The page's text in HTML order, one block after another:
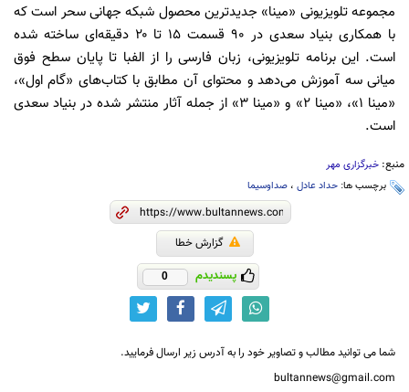
مجموعه تلویزیونی «مینا» جدیدترین محصول شبکه جهانی سحر است که
با همکاری بنیاد سعدی در ۹۰ قسمت ۱۵ تا ۲۰ دقیقه‌ای ساخته شده
است. این برنامه تلویزیونی، زبان فارسی را از الفبا تا پایان سطح فوق
میانی سه آموزش می‌دهد و محتوای آن مطابق با کتاب‌های «گام اول»،
«مینا ۱»، «مینا ۲» و «مینا ۳» از جمله آثار منتشر شده در بنیاد سعدی
است.
منبع: خبرگزاری مهر
برچسب ها: حداد عادل ، صداوسیما
گزارش خطا
پسندیدم 0
شما می توانید مطالب و تصاویر خود را به آدرس زیر ارسال فرمایید.
bultannews@gmail.com